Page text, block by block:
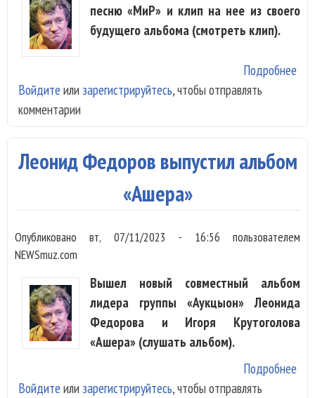
песню «МиР» и клип на нее из своего
будущего альбома (смотреть клип).
Подробнее
Войдите или зарегистрируйтесь, чтобы отправлять
комментарии
Леонид Федоров выпустил альбом
«Ашера»
Опубликовановт, 07/11/2023 - 16:56 пользователем
NEWSmuz.com
Вышел новый совместный альбом
лидера группы «Аукцыон» Леонида
Федорова и Игоря Крутоголова
«Ашера» (слушать альбом).
Подробнее
Войдите или зарегистрируйтесь, чтобы отправлять